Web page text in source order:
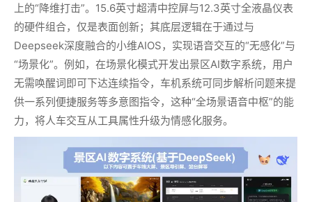
上的“降维打击”。15.6英寸超清中控屏与12.3英寸全液晶仪表
的硬件组合，仅是表面创新；其底层逻辑在于通过与
Deepseek深度融合的小维AIOS，实现语音交互的“无感化”与
“场景化”。例如，在场景化模式开发出景区AI数字系统，用户
无需唤醒词即可下达连续指令，车机系统可同步解析问题来提
供一系列便捷服务等多意图指令，这种“全场景语音中枢”的能
力，将人车交互从工具属性升级为情感化服务。